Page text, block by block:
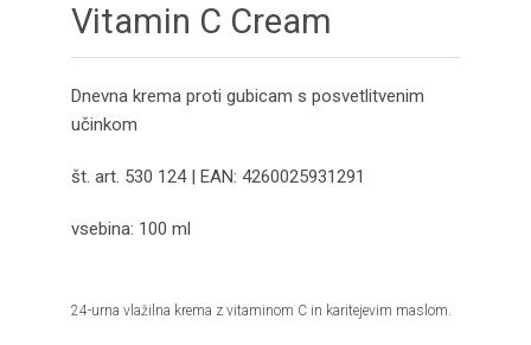
Vitamin C Cream
Dnevna krema proti gubicam s posvetlitvenim
učinkom
št. art. 530 124 | EAN: 4260025931291
vsebina: 100 ml
24-urna vlažilna krema z vitaminom C in karitejevim maslom.